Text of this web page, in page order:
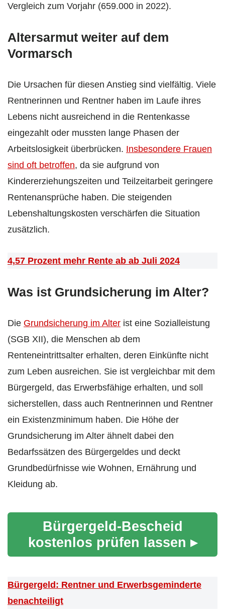
Vergleich zum Vorjahr (659.000 in 2022).
Altersarmut weiter auf dem
Vormarsch
Die Ursachen für diesen Anstieg sind vielfältig. Viele
Rentnerinnen und Rentner haben im Laufe ihres
Lebens nicht ausreichend in die Rentenkasse
eingezahlt oder mussten lange Phasen der
Arbeitslosigkeit überbrücken. Insbesondere Frauen
sind oft betroffen, da sie aufgrund von
Kindererziehungszeiten und Teilzeitarbeit geringere
Rentenansprüche haben. Die steigenden
Lebenshaltungskosten verschärfen die Situation
zusätzlich.
4,57 Prozent mehr Rente ab ab Juli 2024
Was ist Grundsicherung im Alter?
Die Grundsicherung im Alter ist eine Sozialleistung
(SGB XII), die Menschen ab dem
Renteneintrittsalter erhalten, deren Einkünfte nicht
zum Leben ausreichen. Sie ist vergleichbar mit dem
Bürgergeld, das Erwerbsfähige erhalten, und soll
sicherstellen, dass auch Rentnerinnen und Rentner
ein Existenzminimum haben. Die Höhe der
Grundsicherung im Alter ähnelt dabei den
Bedarfssätzen des Bürgergeldes und deckt
Grundbedürfnisse wie Wohnen, Ernährung und
Kleidung ab.
Bürgergeld-Bescheid
kostenlos prüfen lassen ▸
Bürgergeld: Rentner und Erwerbsgeminderte
benachteiligt